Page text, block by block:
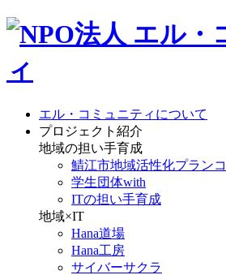
エル・コミュニティについて
プロジェクト紹介
地域の担い手育成
鯖江市地域活性化プラン
学生団体with
ITの担い手育成
地域×IT
Hana道場
Hana工房
サイバーサクラ